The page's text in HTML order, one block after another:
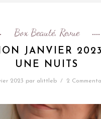
Box Beauté, Revue
JANVIER
UNE NUITS
2023 par alittleb / 2